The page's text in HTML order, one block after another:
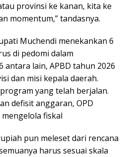
provinsi ke kanan, kita ke
momentum,” tandasnya.
Muchendi menekankan 6
di pedomi dalam
antara lain, APBD tahun 2026
dan misi kepala daerah.
yang telah berjalan.
defisit anggaran, OPD
fiskal
pun meleset dari rencana
harus sesuai skala